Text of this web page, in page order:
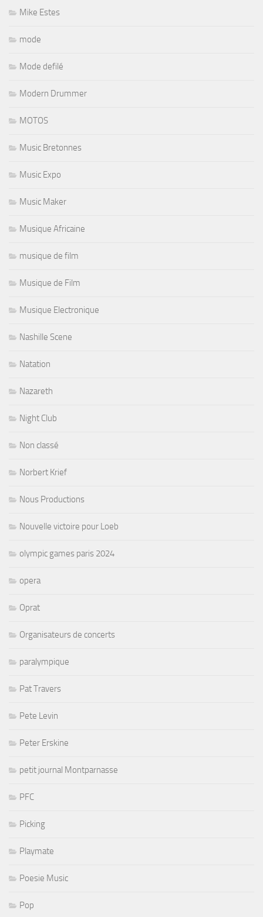
Mike Estes
mode
Mode defilé
Modern Drummer
MOTOS
Music Bretonnes
Music Expo
Music Maker
Musique Africaine
musique de film
Musique de Film
Musique Electronique
Nashille Scene
Natation
Nazareth
Night Club
Non classé
Norbert Krief
Nous Productions
Nouvelle victoire pour Loeb
olympic games paris 2024
opera
Oprat
Organisateurs de concerts
paralympique
Pat Travers
Pete Levin
Peter Erskine
petit journal Montparnasse
PFC
Picking
Playmate
Poesie Music
Pop